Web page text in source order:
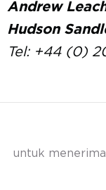
Andrew
Hudson
Tel: +44 (0)
untuk